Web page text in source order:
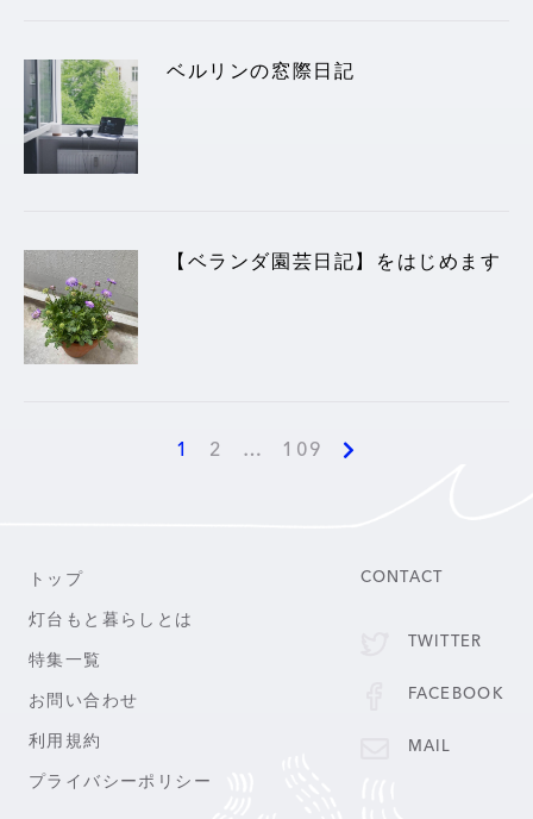
ベルリンの窓際日記
【ベランダ園芸日記】をはじめます
1 2 … 109
トップ
灯台もと暮らしとは
特集一覧
お問い合わせ
利用規約
プライバシーポリシー
CONTACT
TWITTER
FACEBOOK
MAIL